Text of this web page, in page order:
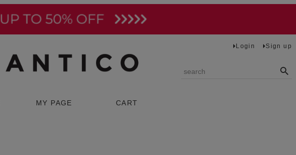
Login Sign up
検索
MY PAGE CART